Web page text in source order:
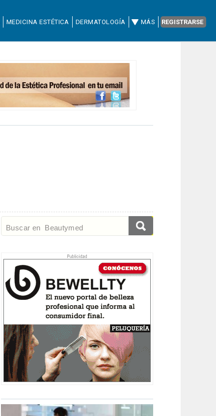
MEDICINA ESTÉTICA DERMATOLOGÍA MÁS REGISTRARSE